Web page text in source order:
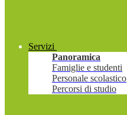
Servizi
Panoramica
Famiglie e studenti
Personale scolastico
Percorsi di studio